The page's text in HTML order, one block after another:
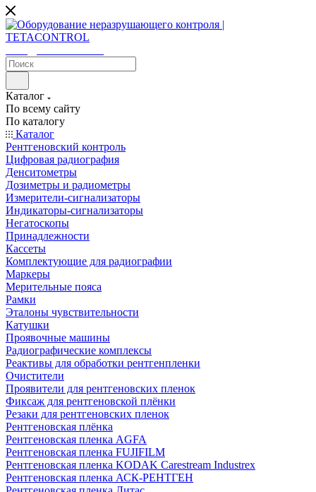
Каталог
По всему сайту
По каталогу
Каталог
Рентгеновский контроль
Цифровая радиография
Денситометры
Дозиметры и радиометры
Измерители-сигнализаторы
Индикаторы-сигнализаторы
Негатоскопы
Принадлежности
Кассеты
Комплектующие для радиографии
Маркеры
Мерительные пояса
Рамки
Эталоны чувствительности
Катушки
Проявочные машины
Радиографические комплексы
Реактивы для обработки рентгенпленки
Очистители
Проявители для рентгеновских пленок
Фиксаж для рентгеновской плёнки
Резаки для рентгеновских пленок
Рентгеновская плёнка
Рентгеновская пленка AGFA
Рентгеновская пленка FUJIFILM
Рентгеновская пленка KODAK Carestream Industrex
Рентгеновская пленка АСК-РЕНТГЕН